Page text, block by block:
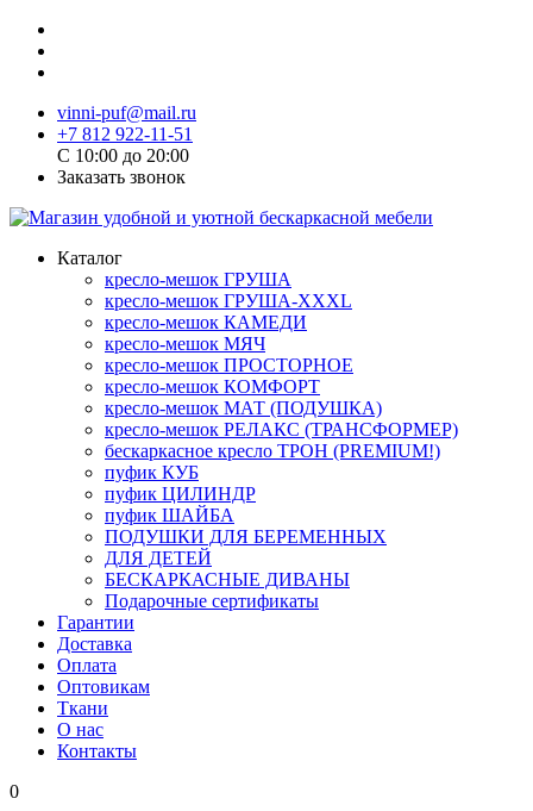
vinni-puf@mail.ru
+7 812 922-11-51
C 10:00 до 20:00
Заказать звонок
Каталог
кресло-мешок ГРУША
кресло-мешок ГРУША-XXXL
кресло-мешок КАМЕДИ
кресло-мешок МЯЧ
кресло-мешок ПРОСТОРНОЕ
кресло-мешок КОМФОРТ
кресло-мешок МАТ (ПОДУШКА)
кресло-мешок РЕЛАКС (ТРАНСФОРМЕР)
бескаркасное кресло ТРОН (PREMIUM!)
пуфик КУБ
пуфик ЦИЛИНДР
пуфик ШАЙБА
ПОДУШКИ ДЛЯ БЕРЕМЕННЫХ
ДЛЯ ДЕТЕЙ
БЕСКАРКАСНЫЕ ДИВАНЫ
Подарочные сертификаты
Гарантии
Доставка
Оплата
Оптовикам
Ткани
О нас
Контакты
0